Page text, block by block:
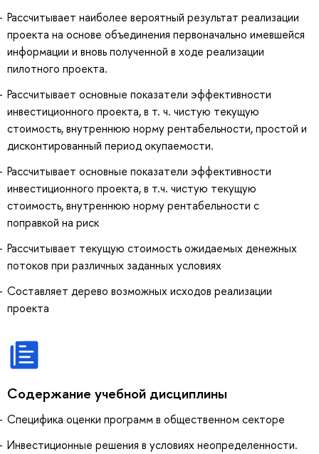
Рассчитывает наиболее вероятный результат реализации
проекта на основе объединения первоначально имевшейся
информации и вновь полученной в ходе реализации
пилотного проекта.
Рассчитывает основные показатели эффективности
инвестиционного проекта, в т. ч. чистую текущую
стоимость, внутреннюю норму рентабельности, простой и
дисконтированный период окупаемости.
Рассчитывает основные показатели эффективности
инвестиционного проекта, в т.ч. чистую текущую
стоимость, внутреннюю норму рентабельности с
поправкой на риск
Рассчитывает текущую стоимость ожидаемых денежных
потоков при различных заданных условиях
Составляет дерево возможных исходов реализации
проекта
Содержание учебной дисциплины
Специфика оценки программ в общественном секторе
Инвестиционные решения в условиях неопределенности.